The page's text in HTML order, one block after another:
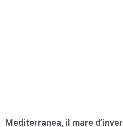
Mediterranea, il mare